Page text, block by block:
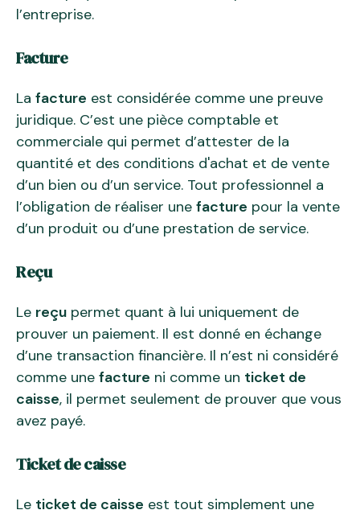
l’entreprise.
Facture
La facture est considérée comme une preuve
juridique. C’est une pièce comptable et
commerciale qui permet d’attester de la
quantité et des conditions d'achat et de vente
d’un bien ou d’un service. Tout professionnel a
l’obligation de réaliser une facture pour la vente
d’un produit ou d’une prestation de service.
Reçu
Le reçu permet quant à lui uniquement de
prouver un paiement. Il est donné en échange
d’une transaction financière. Il n’est ni considéré
comme une facture ni comme un ticket de
caisse, il permet seulement de prouver que vous
avez payé.
Ticket de caisse
Le ticket de caisse est tout simplement une